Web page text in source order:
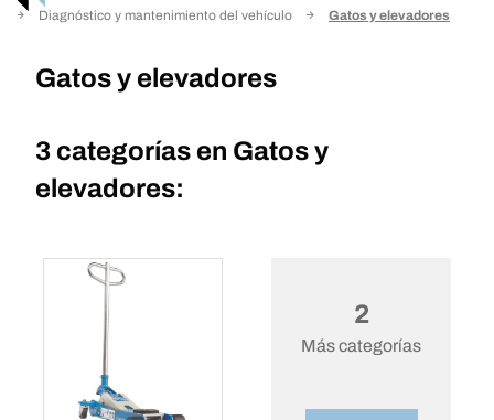
Diagnóstico y mantenimiento del vehículo Gatos y elevadores
Gatos y elevadores
3 categorías en Gatos y
elevadores:
2
Más categorías